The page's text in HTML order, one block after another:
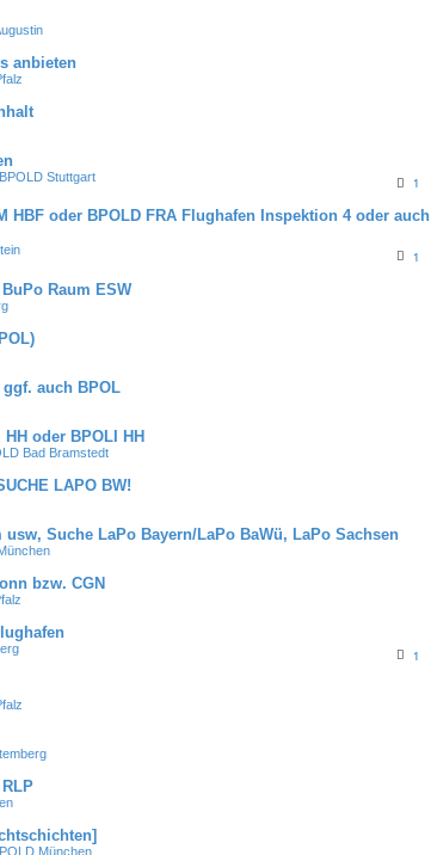
anbieten
BPOLD Stuttgart 1
HBF oder BPOLD FRA Flughafen Inspektion 4 oder auch
1
Raum ESW
ggf. auch BPOL
oder BPOLI HH
Bad Bramstedt
LAPO BW!
Suche LaPo Bayern/LaPo BaWü, LaPo Sachsen
bzw. CGN
1
München